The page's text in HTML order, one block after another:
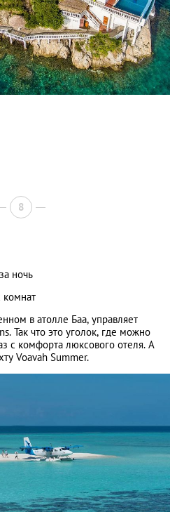
8
ночь
комнат
в атолле Баа, управляет
Так что это уголок, где можно
с комфорта люксового отеля. А
Voavah Summer.